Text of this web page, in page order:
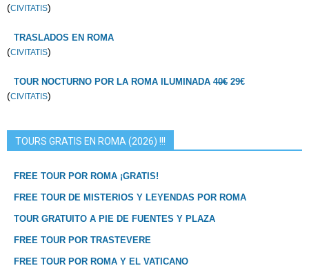
(CIVITATIS)
TRASLADOS EN ROMA
(CIVITATIS)
TOUR NOCTURNO POR LA ROMA ILUMINADA 40€ 29€
(CIVITATIS)
TOURS GRATIS EN ROMA (2026) !!!
FREE TOUR POR ROMA ¡GRATIS!
FREE TOUR DE MISTERIOS Y LEYENDAS POR ROMA
TOUR GRATUITO A PIE DE FUENTES Y PLAZA
FREE TOUR POR TRASTEVERE
FREE TOUR POR ROMA Y EL VATICANO